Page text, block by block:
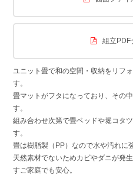
組立PDF
ユニット畳で和の空間・収納をリフ
す。
畳マットがフタになっており、その
す。
組み合わせ次第で畳ベッドや堀コタ
す。
畳は樹脂製（PP）なので水や汚れに
天然素材でないためカビやダニが発
すご家庭でも安心。